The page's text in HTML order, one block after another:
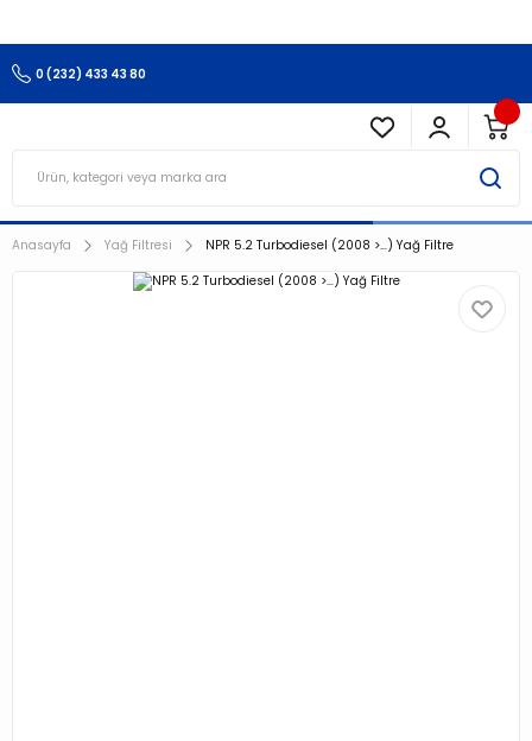
0 (232) 433 43 80
Anasayfa Yağ Filtresi NPR 5.2 Turbodiesel (2008 >…) Yağ Filtre